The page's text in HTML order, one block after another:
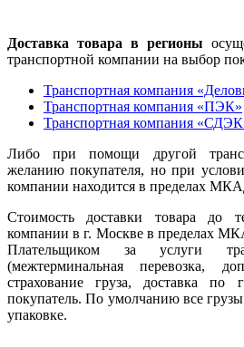
Доставка товара в регионы
транспортной компании на выбор
Транспортная компания
Транспортная компания «ПЭК»
Транспортная компания
Либо при помощи другой
желанию покупателя, но при
компании находится в пределах
Стоимость доставки товара до
компании в г. Москве в пределах
Плательщиком за услуги
(межтерминальная перевозка,
страхование груза, доставка по
покупатель. По умолчанию все
упаковке.